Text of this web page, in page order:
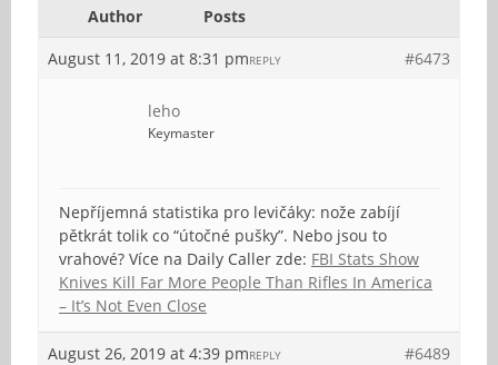
Author
Posts
August 11, 2019 at 8:31 pm
#6473
REPLY
leho
Keymaster
Nepříjemná statistika pro levičáky: nože zabíjí
pětkrát tolik co “útočné pušky”. Nebo jsou to
vrahové? Více na Daily Caller zde: FBI Stats Show
Knives Kill Far More People Than Rifles In America
– It’s Not Even Close
August 26, 2019 at 4:39 pm #6489
REPLY